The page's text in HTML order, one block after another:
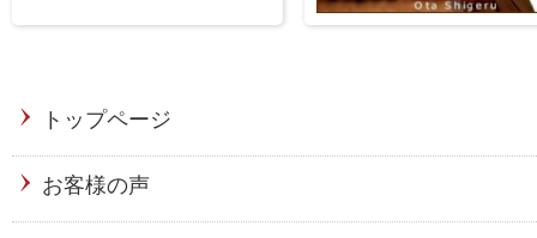
トップページ
お客様の声